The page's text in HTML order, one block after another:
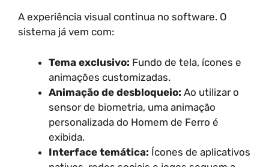
A experiência visual continua no software. O
sistema já vem com:
Tema exclusivo: Fundo de tela, ícones e
animações customizadas.
Animação de desbloqueio: Ao utilizar o
sensor de biometria, uma animação
personalizada do Homem de Ferro é
exibida.
Interface temática: Ícones de aplicativos